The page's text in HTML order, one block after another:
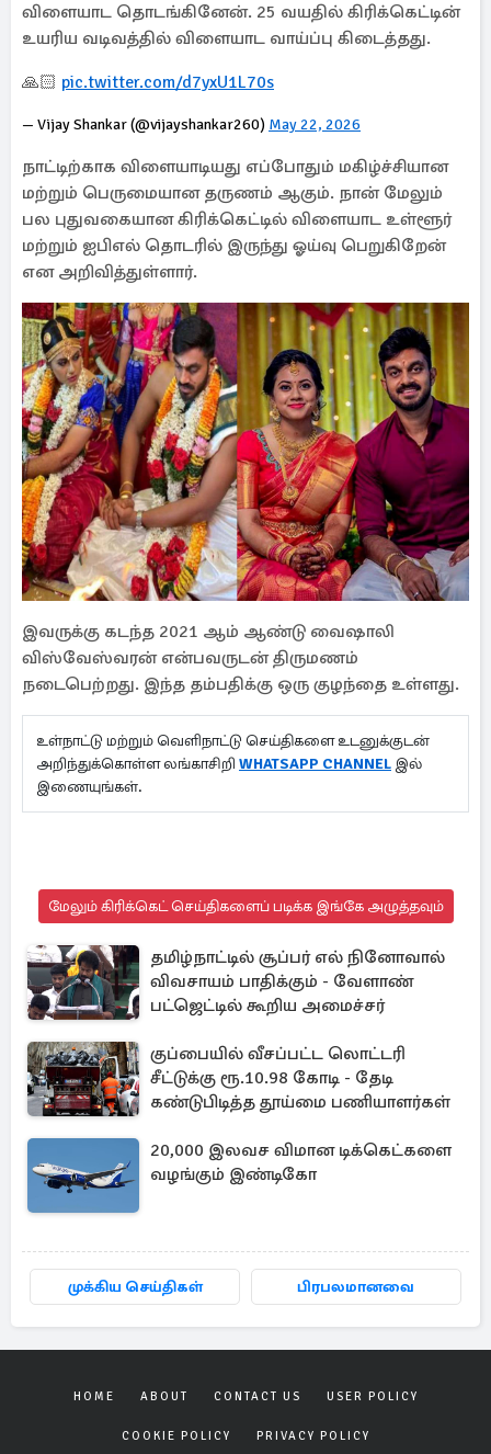
விளையாட தொடங்கினேன். 25 வயதில் கிரிக்கெட்டின்
உயரிய வடிவத்தில் விளையாட வாய்ப்பு கிடைத்தது.
🙏🏻 pic.twitter.com/d7yxU1L70s
— Vijay Shankar (@vijayshankar260) May 22, 2026
நாட்டிற்காக விளையாடியது எப்போதும் மகிழ்ச்சியான
மற்றும் பெருமையான தருணம் ஆகும். நான் மேலும்
பல புதுவகையான கிரிக்கெட்டில் விளையாட உள்ளூர்
மற்றும் ஐபிஎல் தொடரில் இருந்து ஓய்வு பெறுகிறேன்
என அறிவித்துள்ளார்.
இவருக்கு கடந்த 2021 ஆம் ஆண்டு வைஷாலி
விஸ்வேஸ்வரன் என்பவருடன் திருமணம்
நடைபெற்றது. இந்த தம்பதிக்கு ஒரு குழந்தை உள்ளது.
உள்நாட்டு மற்றும் வெளிநாட்டு செய்திகளை உடனுக்குடன்
அறிந்துக்கொள்ள லங்காசிறி WHATSAPP CHANNEL இல்
இணையுங்கள்.
மேலும் கிரிக்கெட் செய்திகளைப் படிக்க இங்கே அழுத்தவும்
தமிழ்நாட்டில் சூப்பர் எல் நினோவால்
விவசாயம் பாதிக்கும் - வேளாண்
பட்ஜெட்டில் கூறிய அமைச்சர்
குப்பையில் வீசப்பட்ட லொட்டரி
சீட்டுக்கு ரூ.10.98 கோடி - தேடி
கண்டுபிடித்த தூய்மை பணியாளர்கள்
20,000 இலவச விமான டிக்கெட்களை
வழங்கும் இண்டிகோ
முக்கிய செய்திகள் பிரபலமானவை
HOME ABOUT CONTACT US USER POLICY
COOKIE POLICY PRIVACY POLICY